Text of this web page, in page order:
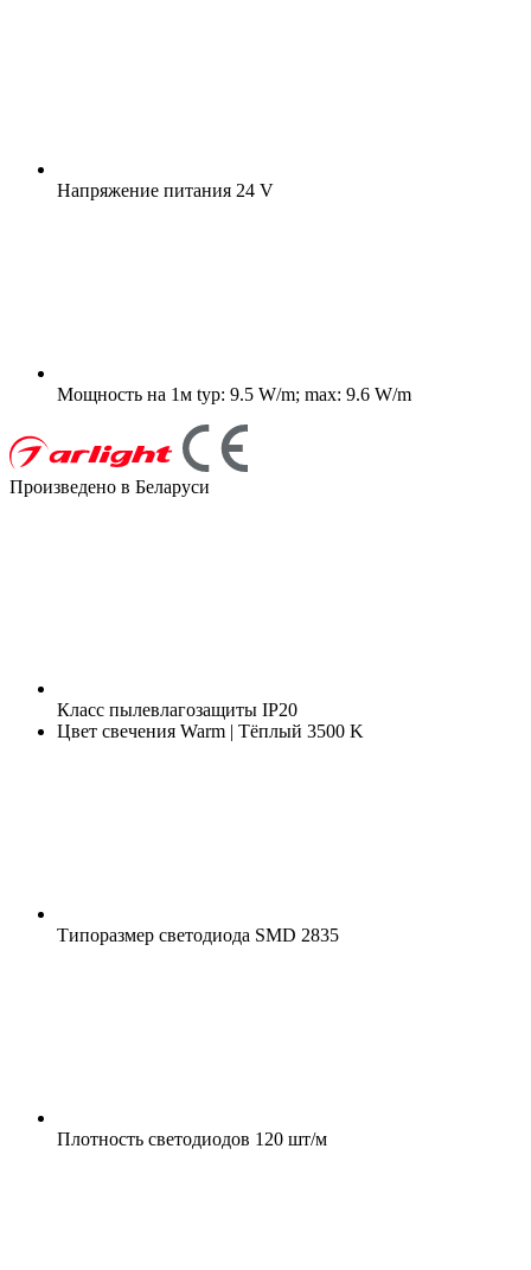
Напряжение питания 24 V
Мощность на 1м typ: 9.5 W/m; max: 9.6 W/m
Произведено в Беларуси
Класс пылевлагозащиты IP20
Цвет свечения Warm | Тёплый 3500 K
Типоразмер светодиода SMD 2835
Плотность светодиодов 120 шт/м